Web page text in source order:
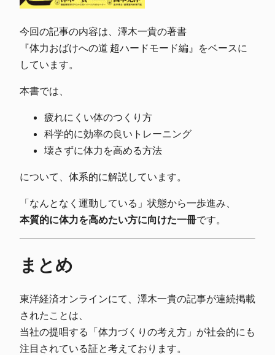
今回の記事の内容は、澤木一貴の著書
『体力おばけへの道 超ハードモード編』をベースに
しています。
本書では、
疲れにくい体のつくり方
科学的に効率の良いトレーニング
壊さずに体力を高める方法
について、体系的に解説しています。
「なんとなく運動している」状態から一歩進み、
本質的に体力を高めたい方に向けた一冊です。
まとめ
東洋経済オンラインにて、澤木一貴の記事が連続掲載
されたことは、
当社の提唱する「体力づくりの考え方」が社会的にも
注目されている証と考えております。